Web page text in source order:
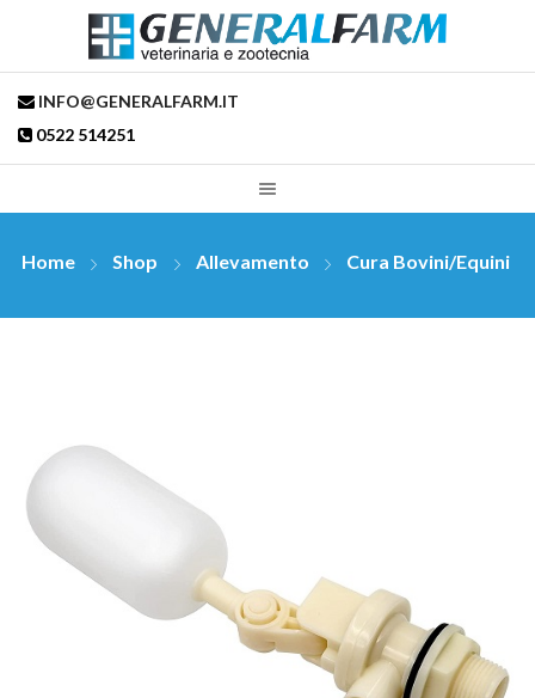
INFO@GENERALFARM.IT
0522 514251
Home Shop Allevamento Cura Bovini/Equini